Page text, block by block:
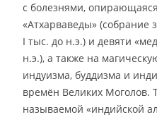
с болезнями,
«Атхарваведы» (собрание
I тыс. до н.э.) и девяти
н.э.), а также на
индуизма, буддизма и
времён Великих Моголов.
называемой «индийской